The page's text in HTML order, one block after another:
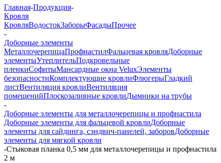
Главная-Продукция-
Кровля
КровляВодостокЗаборыФасадыПрочее
-
Доборные элементы
МеталлочерепицаПрофнастилФальцевая кровляДоборные
элементыУтеплительПодкровельные
пленкиСофитыМансардные окна VeluxЭлементы
безопасностиКомплектующие кровлиФлюгерыГладкий
листВентиляция кровлиВентиляция
помещенийПлоскозаливные кровлиДымники на трубы
-
Доборные элементы для металлочерепицы и профнастила
Доборные элементы для фальцевой кровлиДоборные
элементы для сайдинга, сэндвич-панелей, заборовДоборные
элементы для мягкой кровли
-Стыковая планка 0,5 мм для металлочерепицы и профнастила
2 м